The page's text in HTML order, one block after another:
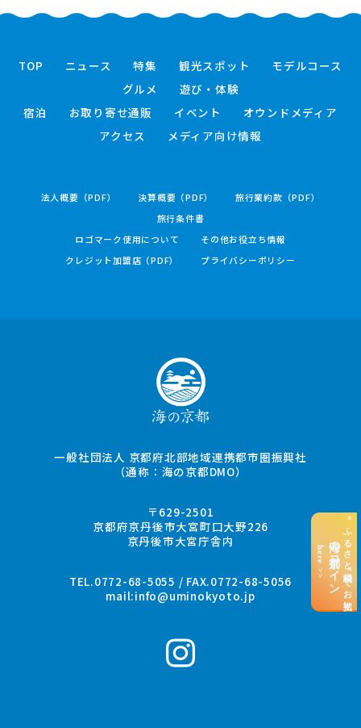
“ふるさと納税”でお支払い
海の京都コイン
here >>
TOP ニュース 特集 観光スポット
モデルコース
グルメ
遊び・体験
宿泊
お取り寄せ通販 イベント
オウンドメディア
アクセス
メディア向け情報
法人概要（PDF） 決算概要（PDF）
旅行業約款（PDF）
旅行条件書
ロゴマーク使用について
その他お役立ち情報
クレジット加盟店（PDF）
プライバシーポリシー
一般社団法人 京都府北部地域連携都市圏振興社
（通称：海の京都DMO）
〒629-2501
京都府京丹後市大宮町口大野226
京丹後市大宮庁舎内
TEL.0772-68-5055 / FAX.0772-68-5056
mail:info@uminokyoto.jp